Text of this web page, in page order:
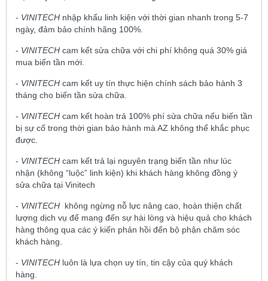
- VINITECH nhập khẩu linh kiện với thời gian nhanh trong 5-7
ngày, đảm bảo chính hãng 100%.
- VINITECH cam kết sửa chữa với chi phí không quá 30% giá
mua biến tần mới.
- VINITECH cam kết uy tín thực hiện chính sách bảo hành 3
tháng cho biến tần sửa chữa.
- VINITECH cam kết hoàn trả 100% phí sửa chữa nếu biến tần
bị sự cố trong thời gian bảo hành mà AZ không thể khắc phục
được.
- VINITECH cam kết trả lại nguyên trạng biến tần như lúc
nhận (không “luộc” linh kiện) khi khách hàng không đồng ý
sửa chữa tại Vinitech
- VINITECH không ngừng nỗ lực nâng cao, hoàn thiện chất
lượng dịch vụ để mang đến sự hài lòng và hiệu quả cho khách
hàng thông qua các ý kiến phản hồi đến bộ phận chăm sóc
khách hàng.
- VINITECH luôn là lựa chọn uy tín, tin cậy của quý khách
hàng.